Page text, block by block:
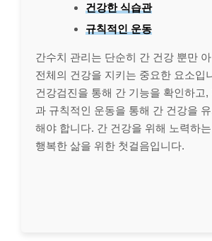
건강한 식습관
규칙적인 운동
간수치 관리는 단순히 간 건강 뿐만
전체의 건강을 지키는 중요한 요소입
건강검진을 통해 간 기능을 확인하고
과 규칙적인 운동을 통해 간 건강을
해야 합니다. 간 건강을 위해 노력하
행복한 삶을 위한 첫걸음입니다.